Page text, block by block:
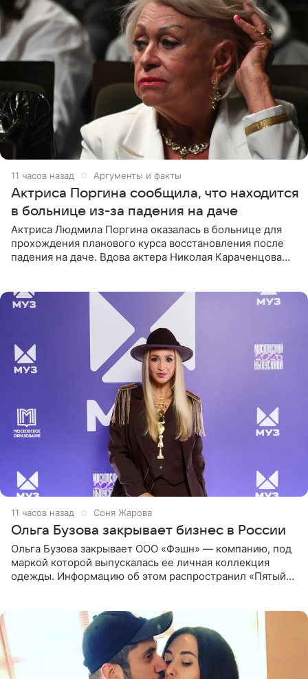
11 часов назад Аргументы и факты
Актриса Поргина сообщила, что находится
в больнице из-за падения на даче
Актриса Людмила Поргина оказалась в больнице для
прохождения планового курса восстановления после
падения на даче. Вдова актера Николая Караченцова
11 часов назад Соня Жарова
Ольга Бузова закрывает бизнес в России
Ольга Бузова закрывает ООО «Фэшн» — компанию, под
маркой которой выпускалась ее личная коллекция
одежды. Информацию об этом распространил «Пятый